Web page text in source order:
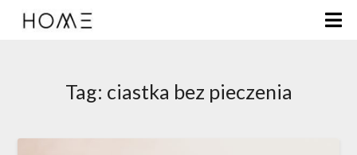
Tag: ciastka bez pieczenia